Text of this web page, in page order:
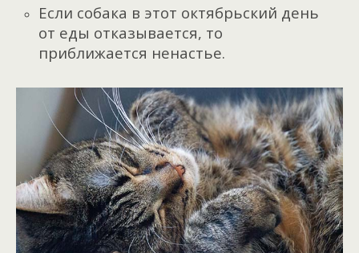
Если собака в этот октябрьский день
от еды отказывается, то
приближается ненастье.